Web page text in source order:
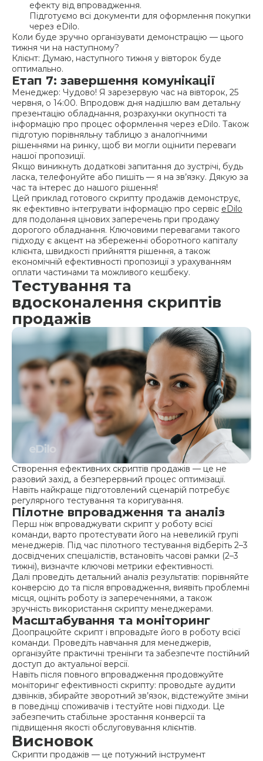
ефекту від впровадження.
Підготуємо всі документи для оформлення покупки
через eDilo.
Коли буде зручно організувати демонстрацію — цього
тижня чи на наступному?
Клієнт: Думаю, наступного тижня у вівторок буде
оптимально.
Етап 7: завершення комунікації
Менеджер: Чудово! Я зарезервую час на вівторок, 25
червня, о 14:00. Впродовж дня надішлю вам детальну
презентацію обладнання, розрахунки окупності та
інформацію про процес оформлення через eDilo. Також
підготую порівняльну таблицю з аналогічними
рішеннями на ринку, щоб ви могли оцінити переваги
нашої пропозиції.
Якщо виникнуть додаткові запитання до зустрічі, будь
ласка, телефонуйте або пишіть — я на зв’язку. Дякую за
час та інтерес до нашого рішення!
Цей приклад готового скрипту продажів демонструє,
як ефективно інтегрувати інформацію про сервіс eDilo
для подолання цінових заперечень при продажу
дорогого обладнання. Ключовими перевагами такого
підходу є акцент на збереженні оборотного капіталу
клієнта, швидкості прийняття рішення, а також
економічній ефективності пропозиції з урахуванням
оплати частинами та можливого кешбеку.
Тестування та
вдосконалення скриптів
продажів
Створення ефективних скриптів продажів — це не
разовий захід, а безперервний процес оптимізації.
Навіть найкраще підготовлений сценарій потребує
регулярного тестування та коригування.
Пілотне впровадження та аналіз
Перш ніж впроваджувати скрипт у роботу всієї
команди, варто протестувати його на невеликій групі
менеджерів. Під час пілотного тестування відберіть 2–3
досвідчених спеціалістів, встановіть часові рамки (2–3
тижні), визначте ключові метрики ефективності.
Далі проведіть детальний аналіз результатів: порівняйте
конверсію до та після впровадження, виявіть проблемні
місця, оцініть роботу із запереченнями, а також
зручність використання скрипту менеджерами.
Масштабування та моніторинг
Доопрацюйте скрипт і впровадьте його в роботу всієї
команди. Проведіть навчання для менеджерів,
організуйте практичні тренінги та забезпечте постійний
доступ до актуальної версії.
Навіть після повного впровадження продовжуйте
моніторинг ефективності скрипту: проводьте аудити
дзвінків, збирайте зворотний зв’язок, відстежуйте зміни
в поведінці споживачів і тестуйте нові підходи. Це
забезпечить стабільне зростання конверсії та
підвищення якості обслуговування клієнтів.
Висновок
Скрипти продажів — це потужний інструмент